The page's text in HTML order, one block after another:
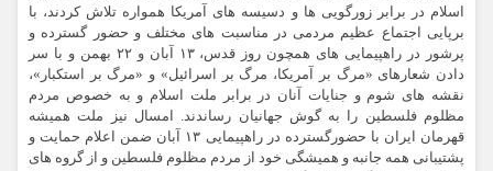
اسلام در برابر زورگویی ها و دسیسه های آمریکا همواره تلاش کردند، با
برپایی اجتماع عظیم مردمی در مناسبت های مختلف و حضور گسترده و
پرشور در راهپیمایی های همچون روز قدس، ۱۳ آبان و ۲۲ بهمن و با سر
دادن شعارهای «مرگ بر آمریکا، مرگ بر اسرائیل» و «مرگ بر استکبار»،
نقشه های شوم و جنایات آنان در برابر ملت اسلام و به خصوص مردم
مظلوم فلسطین را به گوش جهانیان رساندند. امسال نیز ملت همیشه
قهرمان ایران با حضورگسترده در راهپیمایی ۱۳ آبان ضمن اعلام حمایت و
پشتیبانی همه جانبه و همیشگی خود از مردم مظلوم فلسطین و از گروه های